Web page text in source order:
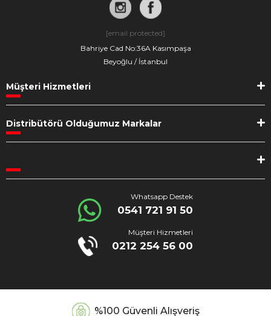
[email protected]
Bahriye Cad No:36A Kasımpaşa
Beyoğlu / İstanbul
Müşteri Hizmetleri
Distribütörü Olduğumuz Markalar
Whatsapp Destek
0541 721 91 50
Müşteri Hizmetleri
0212 254 56 00
%100 Güvenli Alışveriş